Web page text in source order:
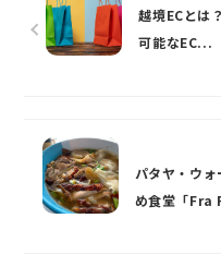
越境ECとは
可能なEC...
パタヤ・ウ
め食堂「Fra